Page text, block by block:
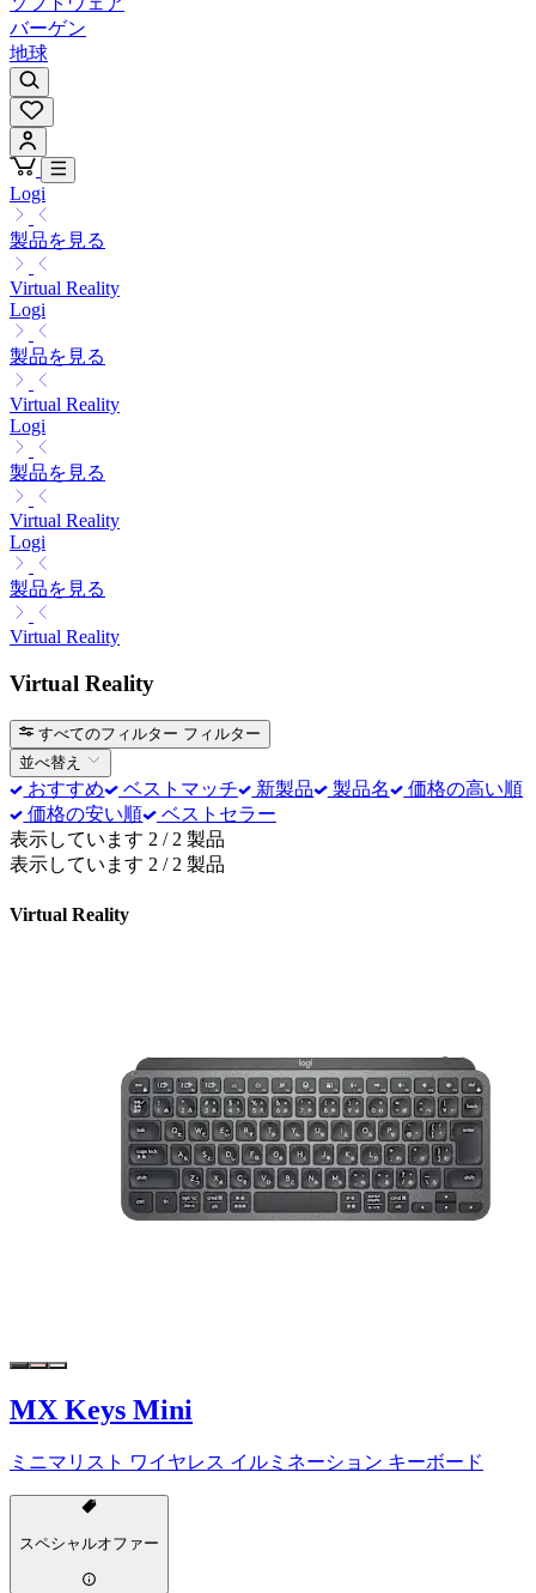
バーゲン
地球
Logi
製品を見る
Virtual Reality
Logi
製品を見る
Virtual Reality
Logi
製品を見る
Virtual Reality
Logi
製品を見る
Virtual Reality
Virtual Reality
すべてのフィルター フィルター
並べ替え
おすすめ ベストマッチ 新製品 製品名
価格の高い順
価格の安い順
ベストセラー
表示しています 2 / 2 製品
表示しています 2 / 2 製品
Virtual Reality
MX Keys Mini
ミニマリスト ワイヤレス イルミネーション キーボード
スペシャルオファー